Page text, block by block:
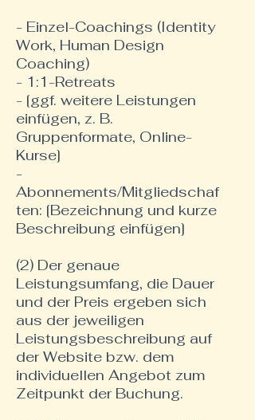
- Einzel-Coachings (Identity
Work, Human Design
Coaching)
- 1:1-Retreats
- [ggf. weitere Leistungen
einfügen, z. B.
Gruppenformate, Online-
Kurse]
-
Abonnements/Mitgliedschaf
ten: [Bezeichnung und kurze
Beschreibung einfügen]
(2) Der genaue
Leistungsumfang, die Dauer
und der Preis ergeben sich
aus der jeweiligen
Leistungsbeschreibung auf
der Website bzw. dem
individuellen Angebot zum
Zeitpunkt der Buchung.